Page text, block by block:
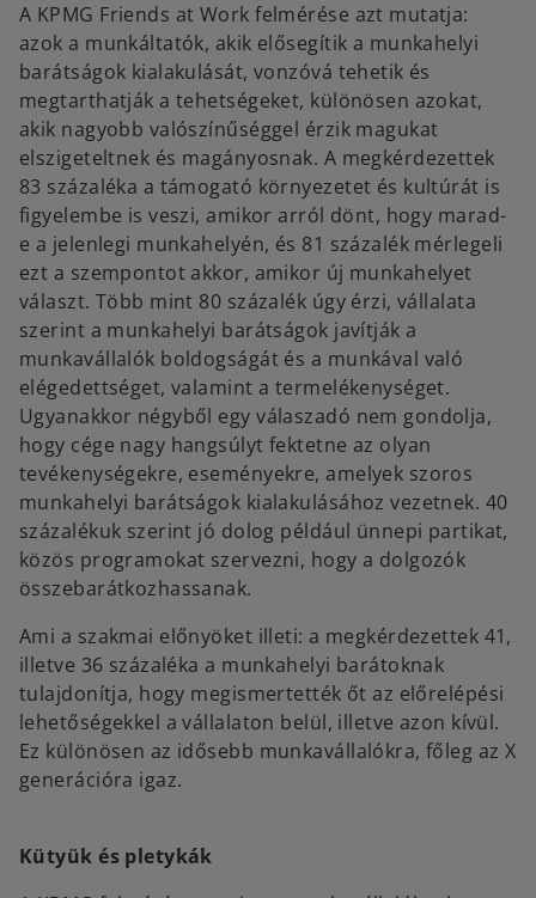
A KPMG Friends at Work felmérése azt mutatja:
azok a munkáltatók, akik elősegítik a munkahelyi
barátságok kialakulását, vonzóvá tehetik és
megtarthatják a tehetségeket, különösen azokat,
akik nagyobb valószínűséggel érzik magukat
elszigeteltnek és magányosnak. A megkérdezettek
83 százaléka a támogató környezetet és kultúrát is
figyelembe is veszi, amikor arról dönt, hogy marad-
e a jelenlegi munkahelyén, és 81 százalék mérlegeli
ezt a szempontot akkor, amikor új munkahelyet
választ. Több mint 80 százalék úgy érzi, vállalata
szerint a munkahelyi barátságok javítják a
munkavállalók boldogságát és a munkával való
elégedettséget, valamint a termelékenységet.
Ugyanakkor négyből egy válaszadó nem gondolja,
hogy cége nagy hangsúlyt fektetne az olyan
tevékenységekre, eseményekre, amelyek szoros
munkahelyi barátságok kialakulásához vezetnek. 40
százalékuk szerint jó dolog például ünnepi partikat,
közös programokat szervezni, hogy a dolgozók
összebarátkozhassanak.
Ami a szakmai előnyöket illeti: a megkérdezettek 41,
illetve 36 százaléka a munkahelyi barátoknak
tulajdonítja, hogy megismertették őt az előrelépési
lehetőségekkel a vállalaton belül, illetve azon kívül.
Ez különösen az idősebb munkavállalókra, főleg az X
generációra igaz.
Kütyük és pletykák